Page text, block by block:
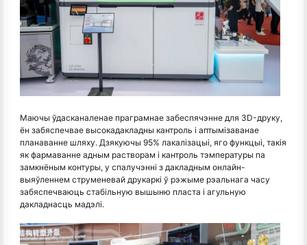
Маючы ўдасканаленае праграмнае забеспячэнне для 3D-друку,
ён забяспечвае высокадакладны кантроль і аптымізаванае
планаванне шляху. Дзякуючы 95% лакалізацыі, яго функцыі, такія
як фармаванне адным растворам і кантроль тэмпературы па
замкнёным контуры, у спалучэнні з дакладным онлайн-
выяўленнем струменевай друкаркі ў рэжыме рэальнага часу
забяспечваюць стабільную вышыню пласта і агульную
дакладнасць мадэлі.